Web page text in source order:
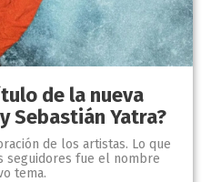
de la nueva
Sebastián Yatra?
de los artistas. Lo que
seguidores fue el nombre
tema.